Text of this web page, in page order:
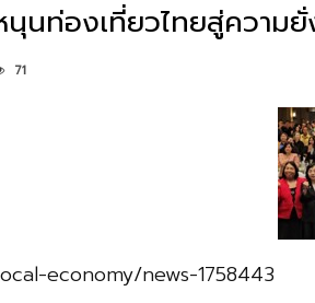
ท่องเที่ยวไทยสู่ความ
71
economy/news-1758443